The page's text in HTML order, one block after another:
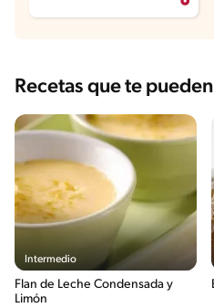
Recetas que te
Intermedio
Flan de Leche Condensada y
Limón